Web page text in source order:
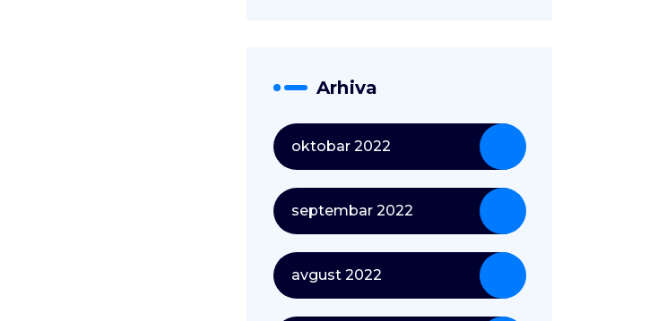
Arhiva
oktobar 2022
septembar 2022
avgust 2022